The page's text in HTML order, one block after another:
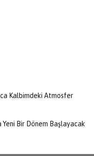
Kalbimdeki Atmosfer
Bir Dönem Başlayacak